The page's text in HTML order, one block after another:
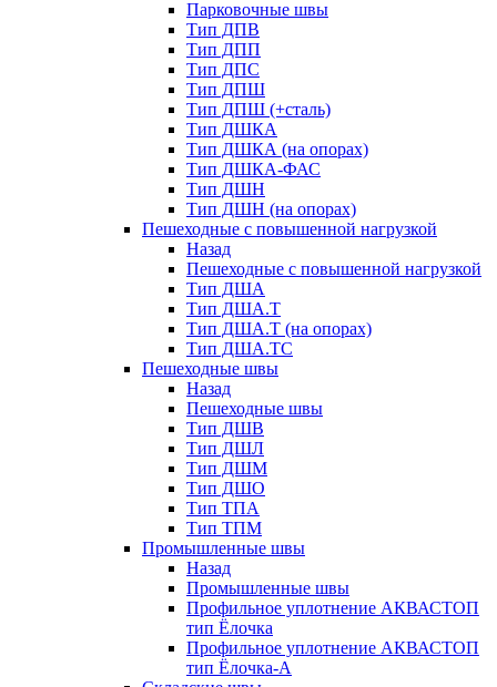
Парковочные швы
Тип ДПВ
Тип ДПП
Тип ДПС
Тип ДПШ
Тип ДПШ (+сталь)
Тип ДШКА
Тип ДШКА (на опорах)
Тип ДШКА-ФАС
Тип ДШН
Тип ДШН (на опорах)
Пешеходные с повышенной нагрузкой
Назад
Пешеходные с повышенной нагрузкой
Тип ДША
Тип ДША.Т
Тип ДША.Т (на опорах)
Тип ДША.ТС
Пешеходные швы
Назад
Пешеходные швы
Тип ДШВ
Тип ДШЛ
Тип ДШМ
Тип ДШО
Тип ТПА
Тип ТПМ
Промышленные швы
Назад
Промышленные швы
Профильное уплотнение АКВАСТОП
тип Ёлочка
Профильное уплотнение АКВАСТОП
тип Ёлочка-А